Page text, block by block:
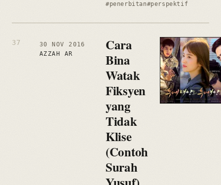
#penerbitan#perspektif
30 NOV 2016
AZZAH AR
Cara
Bina
Watak
Fiksyen
yang
Tidak
Klise
(Contoh
Surah